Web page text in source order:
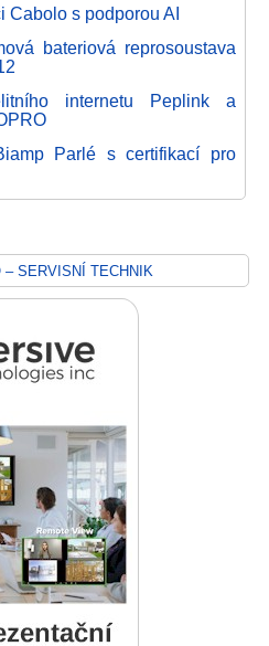
Cabolo s podporou AI
bateriová reprosoustava
internetu Peplink a
Parlé s certifikací pro
– SERVISNÍ TECHNIK